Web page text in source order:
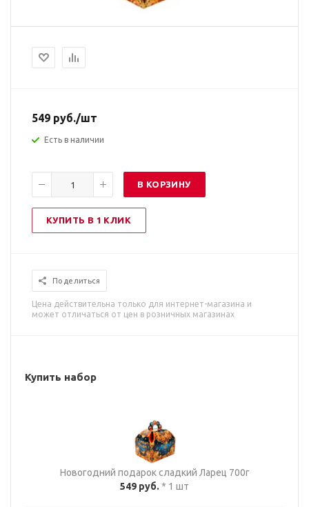
549 руб./шт
Есть в наличии
В КОРЗИНУ
КУПИТЬ В 1 КЛИК
Поделиться
Цена действительна только для интернет-магазина и
может отличаться от цен в розничных магазинах
Купить набор
Новогодний подарок сладкий Ларец 700г
549 руб. * 1 шт